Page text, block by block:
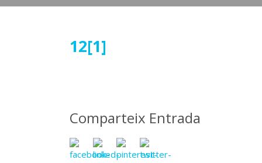
12[1]
Comparteix Entrada